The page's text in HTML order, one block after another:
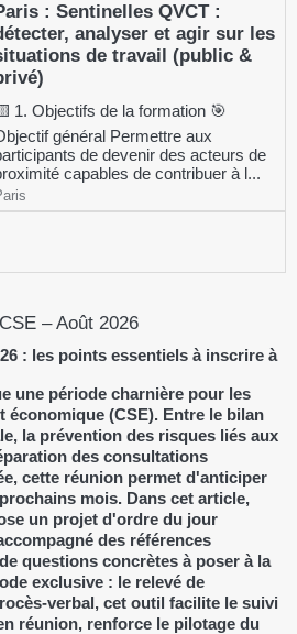
: Sentinelles QVCT :
analyser et agir sur les
de travail (public &
1. Objectifs de la formation 🎯
général Permettre aux
de devenir des acteurs de
capables de contribuer à l...
– Août 2026
: les points essentiels à inscrire à
une période charnière pour les
économique (CSE). Entre le bilan
la prévention des risques liés aux
des consultations
cette réunion permet d'anticiper
mois. Dans cet article,
un projet d'ordre du jour
des références
questions concrètes à poser à la
exclusive : le relevé de
verbal, cet outil facilite le suivi
réunion, renforce le pilotage du